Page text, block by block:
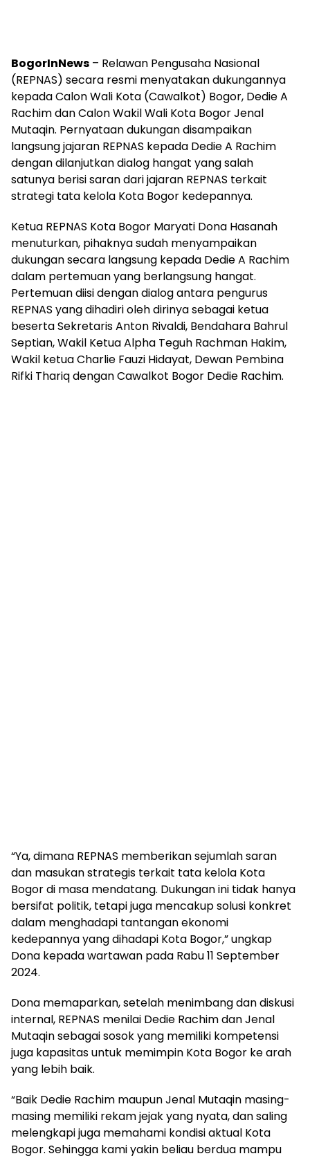
BogorInNews – Relawan Pengusaha Nasional
(REPNAS) secara resmi menyatakan dukungannya
kepada Calon Wali Kota (Cawalkot) Bogor, Dedie A
Rachim dan Calon Wakil Wali Kota Bogor Jenal
Mutaqin. Pernyataan dukungan disampaikan
langsung jajaran REPNAS kepada Dedie A Rachim
dengan dilanjutkan dialog hangat yang salah
satunya berisi saran dari jajaran REPNAS terkait
strategi tata kelola Kota Bogor kedepannya.
Ketua REPNAS Kota Bogor Maryati Dona Hasanah
menuturkan, pihaknya sudah menyampaikan
dukungan secara langsung kepada Dedie A Rachim
dalam pertemuan yang berlangsung hangat.
Pertemuan diisi dengan dialog antara pengurus
REPNAS yang dihadiri oleh dirinya sebagai ketua
beserta Sekretaris Anton Rivaldi, Bendahara Bahrul
Septian, Wakil Ketua Alpha Teguh Rachman Hakim,
Wakil ketua Charlie Fauzi Hidayat, Dewan Pembina
Rifki Thariq dengan Cawalkot Bogor Dedie Rachim.
“Ya, dimana REPNAS memberikan sejumlah saran
dan masukan strategis terkait tata kelola Kota
Bogor di masa mendatang. Dukungan ini tidak hanya
bersifat politik, tetapi juga mencakup solusi konkret
dalam menghadapi tantangan ekonomi
kedepannya yang dihadapi Kota Bogor,” ungkap
Dona kepada wartawan pada Rabu 11 September
2024.
Dona memaparkan, setelah menimbang dan diskusi
internal, REPNAS menilai Dedie Rachim dan Jenal
Mutaqin sebagai sosok yang memiliki kompetensi
juga kapasitas untuk memimpin Kota Bogor ke arah
yang lebih baik.
“Baik Dedie Rachim maupun Jenal Mutaqin masing-
masing memiliki rekam jejak yang nyata, dan saling
melengkapi juga memahami kondisi aktual Kota
Bogor. Sehingga kami yakin beliau berdua mampu